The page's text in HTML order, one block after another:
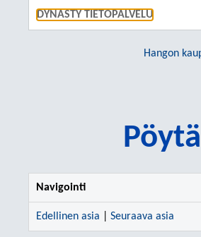
DYNASTY TIETOPALVELU
Hangon
Navigointi
Edellinen asia Seuraava asia